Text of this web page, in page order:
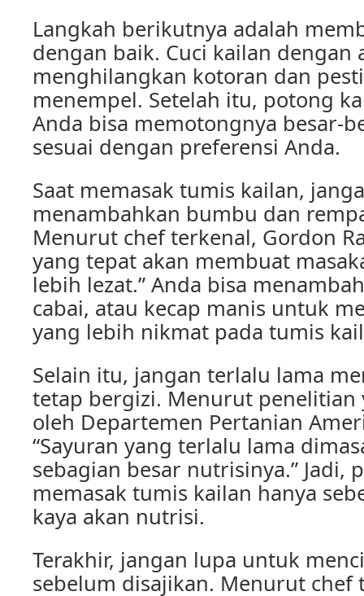
Langkah berikutnya adalah
dengan baik. Cuci kailan
menghilangkan kotoran dan
menempel. Setelah itu, potong
Anda bisa memotongnya besar-
sesuai dengan preferensi Anda.
Saat memasak tumis kailan,
menambahkan bumbu dan
Menurut chef terkenal, Gordon
yang tepat akan membuat
lebih lezat.” Anda bisa
cabai, atau kecap manis untuk
yang lebih nikmat pada tumis
Selain itu, jangan terlalu lama
tetap bergizi. Menurut penelitian
oleh Departemen Pertanian
“Sayuran yang terlalu lama
sebagian besar nutrisinya.” Jadi,
memasak tumis kailan hanya
kaya akan nutrisi.
Terakhir, jangan lupa untuk
sebelum disajikan. Menurut chef